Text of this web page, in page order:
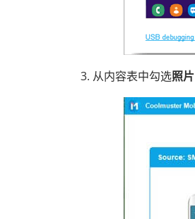
3. 从内容表中勾选照片